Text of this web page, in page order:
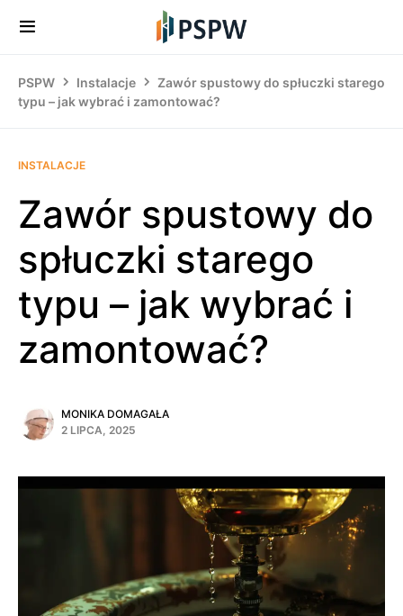
PSPW Instalacje
Zawór spustowy do spłuczki starego
typu – jak wybrać i zamontować?
INSTALACJE
Zawór spustowy do
spłuczki starego
typu – jak wybrać i
zamontować?
MONIKA DOMAGAŁA
2 LIPCA, 2025